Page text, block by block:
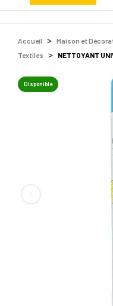
Accueil Maison et
Textiles
NETTOYANT
Disponible